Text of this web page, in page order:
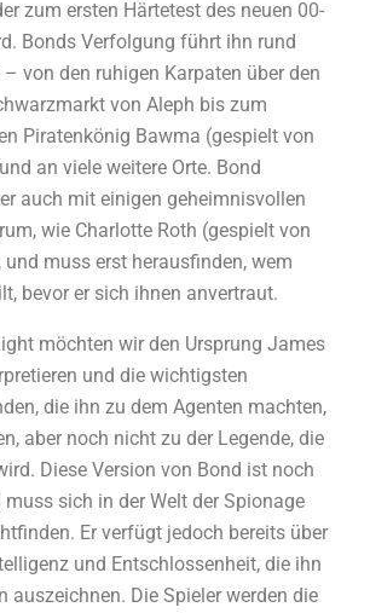
zum ersten Härtetest des neuen 00-
Bonds Verfolgung führt ihn rund
von den ruhigen Karpaten über den
von Aleph bis zum
Piratenkönig Bawma (gespielt von
an viele weitere Orte. Bond
auch mit einigen geheimnisvollen
wie Charlotte Roth (gespielt von
und muss erst herausfinden, wem
bevor er sich ihnen anvertraut.
möchten wir den Ursprung James
und die wichtigsten
die ihn zu dem Agenten machten,
aber noch nicht zu der Legende, die
Diese Version von Bond ist noch
sich in der Welt der Spionage
Er verfügt jedoch bereits über
und Entschlossenheit, die ihn
auszeichnen. Die Spieler werden die